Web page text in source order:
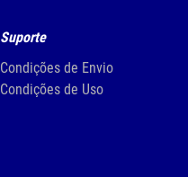
Suporte
Condições de Envio
Condições de Uso